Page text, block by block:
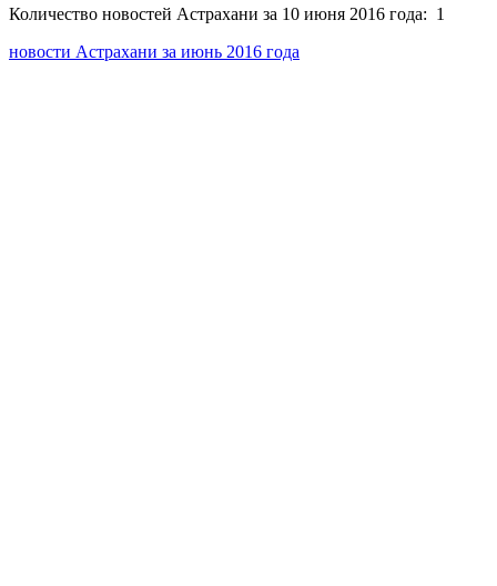
Количество новостей Астрахани за 10 июня 2016 года: 1
новости Астрахани за июнь 2016 года